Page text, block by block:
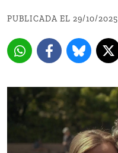
PUBLICADA EL 29/10/2025